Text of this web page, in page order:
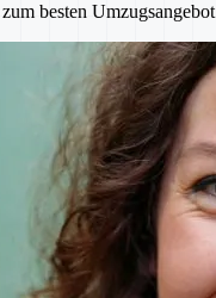
besten Umzugsangebot